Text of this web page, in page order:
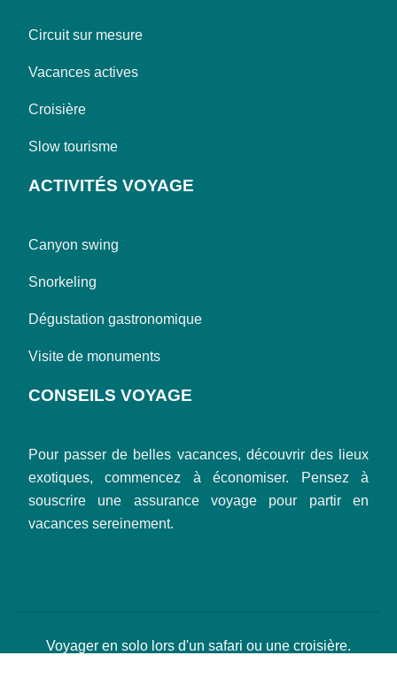
Circuit sur mesure
Vacances actives
Croisière
Slow tourisme
ACTIVITÉS VOYAGE
Canyon swing
Snorkeling
Dégustation gastronomique
Visite de monuments
CONSEILS VOYAGE
Pour passer de belles vacances, découvrir des lieux
exotiques, commencez à économiser. Pensez à
souscrire une assurance voyage pour partir en
vacances sereinement.
Voyager en solo lors d'un safari ou une croisière.